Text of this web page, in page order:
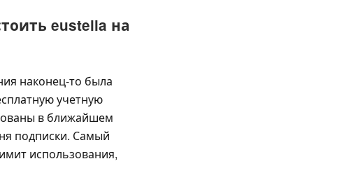
eustella на
наконец-то была
учетную
в ближайшем
подписки. Самый
использования,